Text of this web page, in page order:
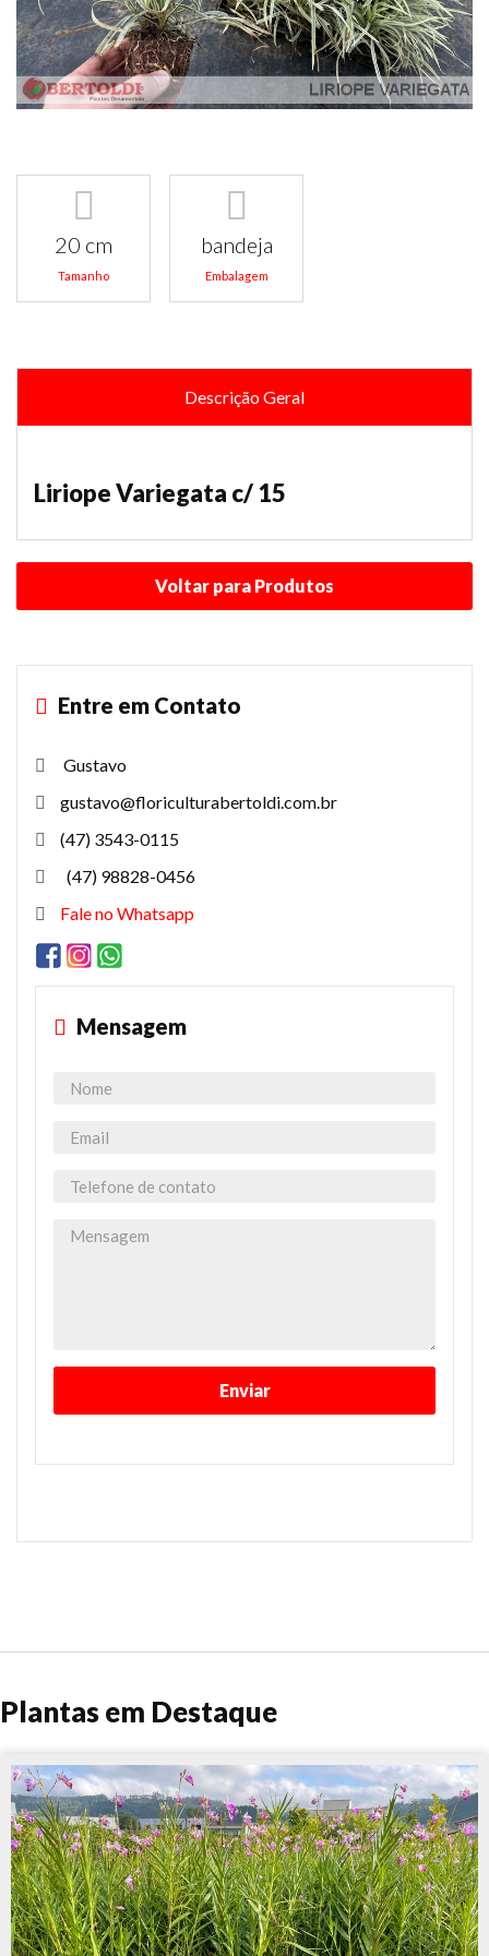
20 cm
Tamanho
bandeja
Embalagem
Descrição Geral
Liriope Variegata c/ 15
Entre em Contato
Gustavo
gustavo@floriculturabertoldi.com.br
(47) 3543-0115
(47) 98828-0456
Fale no Whatsapp
Mensagem
Plantas em Destaque